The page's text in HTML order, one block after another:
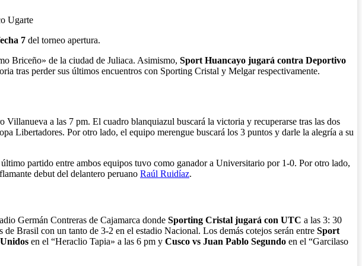
Ugarte
7 del torneo apertura.
Briceño» de la ciudad de Juliaca. Asimismo, Sport Huancayo jugará contra Deportivo
tras perder sus últimos encuentros con Sporting Cristal y Melgar respectivamente.
Villanueva a las 7 pm. El cuadro blanquiazul buscará la victoria y recuperarse tras las dos
Libertadores. Por otro lado, el equipo merengue buscará los 3 puntos y darle la alegría a su
partido entre ambos equipos tuvo como ganador a Universitario por 1-0. Por otro lado,
debut del delantero peruano Raúl Ruidíaz.
Germán Contreras de Cajamarca donde Sporting Cristal jugará con UTC a las 3: 30
Brasil con un tanto de 3-2 en el estadio Nacional. Los demás cotejos serán entre Sport
en el “Heraclio Tapia» a las 6 pm y Cusco vs Juan Pablo Segundo en el “Garcilaso